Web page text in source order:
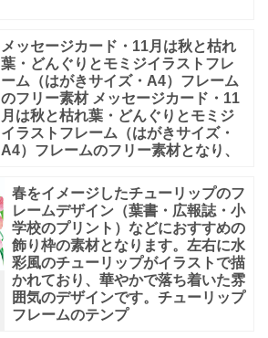
メッセージカード・11月は秋と枯れ
葉・どんぐりとモミジイラストフレ
ーム（はがきサイズ・A4）フレーム
のフリー素材 メッセージカード・11
月は秋と枯れ葉・どんぐりとモミジ
イラストフレーム（はがきサイズ・
A4）フレームのフリー素材となり、
春をイメージしたチューリップのフ
レームデザイン（葉書・広報誌・小
学校のプリント）などにおすすめの
飾り枠の素材となります。左右に水
彩風のチューリップがイラストで描
かれており、華やかで落ち着いた雰
囲気のデザインです。チューリップ
フレームのテンプ